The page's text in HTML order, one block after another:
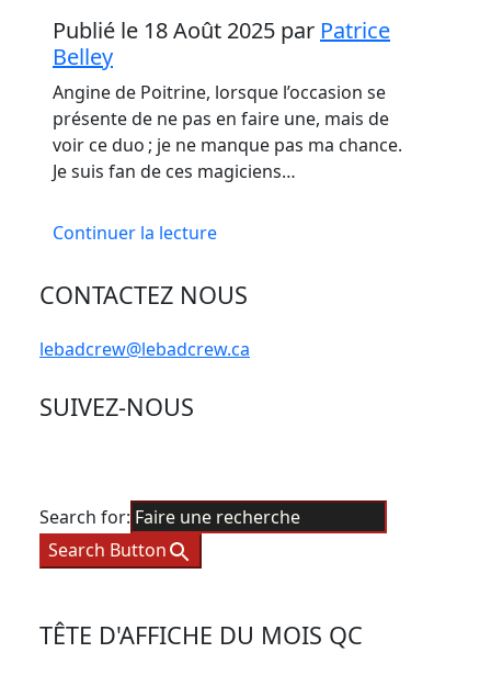
Publié le 18 Août 2025 par Patrice
Belley
Angine de Poitrine, lorsque l’occasion se
présente de ne pas en faire une, mais de
voir ce duo ; je ne manque pas ma chance.
Je suis fan de ces magiciens…
Continuer la lecture
CONTACTEZ NOUS
lebadcrew@lebadcrew.ca
SUIVEZ-NOUS
Search for:
Search Button
TÊTE D'AFFICHE DU MOIS QC